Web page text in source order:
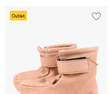
Outlet